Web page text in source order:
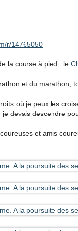
r/14765050
la course à pied : le
et du marathon,
où je peux les
devais descendre
et amis